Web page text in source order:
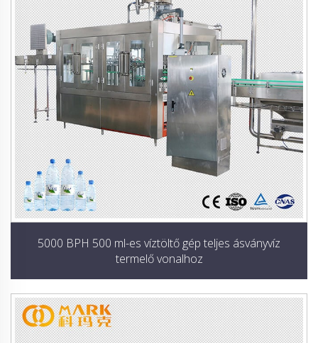
5000 BPH 500 ml-es víztöltő gép teljes ásványvíz
termelő vonalhoz